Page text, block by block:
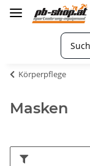
Körperpflege
Masken